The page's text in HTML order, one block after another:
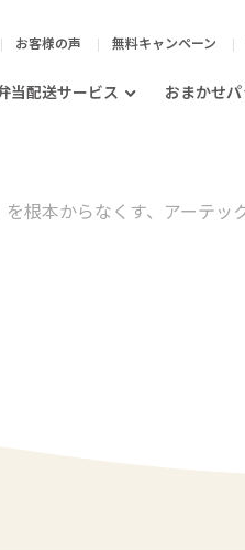
お客様の声 無料キャンペーン
当配送サービス おまかせ
根本からなくす、アーテッ